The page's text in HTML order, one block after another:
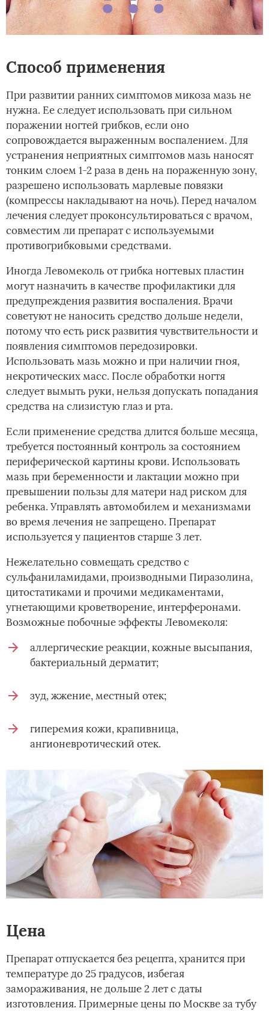
Способ применения
При развитии ранних симптомов микоза мазь не
нужна. Ее следует использовать при сильном
поражении ногтей грибков, если оно
сопровождается выраженным воспалением. Для
устранения неприятных симптомов мазь наносят
тонким слоем 1-2 раза в день на пораженную зону,
разрешено использовать марлевые повязки
(компрессы накладывают на ночь). Перед началом
лечения следует проконсультироваться с врачом,
совместим ли препарат с используемыми
противогрибковыми средствами.
Иногда Левомеколь от грибка ногтевых пластин
могут назначить в качестве профилактики для
предупреждения развития воспаления. Врачи
советуют не наносить средство дольше недели,
потому что есть риск развития чувствительности и
появления симптомов передозировки.
Использовать мазь можно и при наличии гноя,
некротических масс. После обработки ногтя
следует вымыть руки, нельзя допускать попадания
средства на слизистую глаз и рта.
Если применение средства длится больше месяца,
требуется постоянный контроль за состоянием
периферической картины крови. Использовать
мазь при беременности и лактации можно при
превышении пользы для матери над риском для
ребенка. Управлять автомобилем и механизмами
во время лечения не запрещено. Препарат
используется у пациентов старше 3 лет.
Нежелательно совмещать средство с
сульфаниламидами, производными Пиразолина,
цитостатиками и прочими медикаментами,
угнетающими кроветворение, интерферонами.
Возможные побочные эффекты Левомеколя:
аллергические реакции, кожные высыпания,
бактериальный дерматит;
зуд, жжение, местный отек;
гиперемия кожи, крапивница,
ангионевротический отек.
Цена
Препарат отпускается без рецепта, хранится при
температуре до 25 градусов, избегая
замораживания, не дольше 2 лет с даты
изготовления. Примерные цены по Москве за тубу